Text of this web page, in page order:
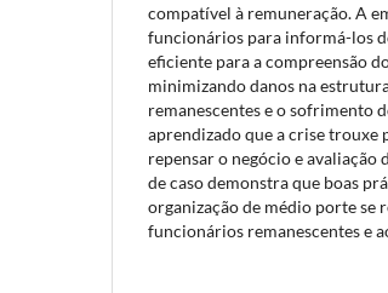
compatível à remuneração. A
funcionários para informá-los
eficiente para a compreensão
minimizando danos na
remanescentes e o sofrimento
aprendizado que a crise trouxe
repensar o negócio e avaliação
de caso demonstra que boas
organização de médio porte se
funcionários remanescentes e